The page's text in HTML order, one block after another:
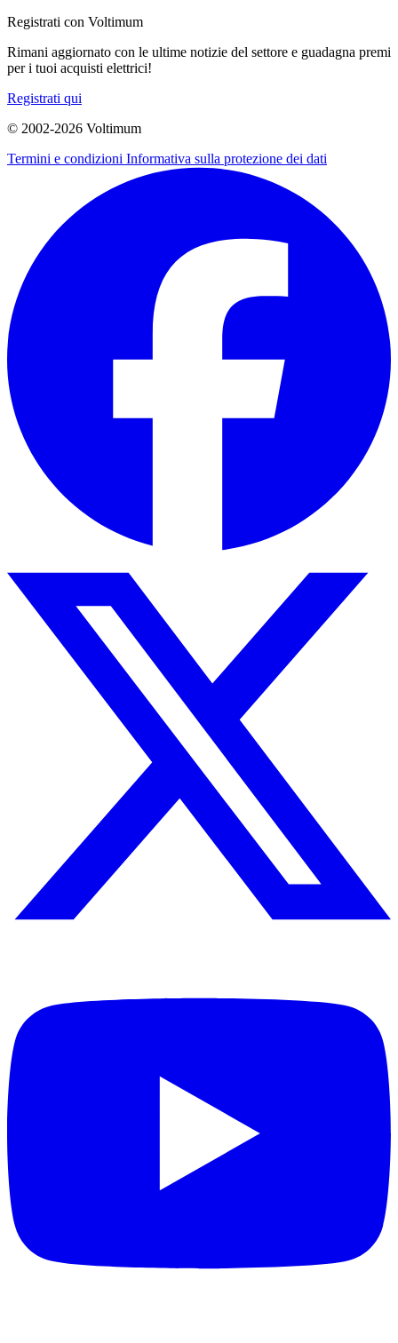
Registrati con Voltimum
Rimani aggiornato con le ultime notizie del settore e guadagna premi
per i tuoi acquisti elettrici!
Registrati qui
© 2002-2026 Voltimum
Termini e condizioni Informativa sulla protezione dei dati